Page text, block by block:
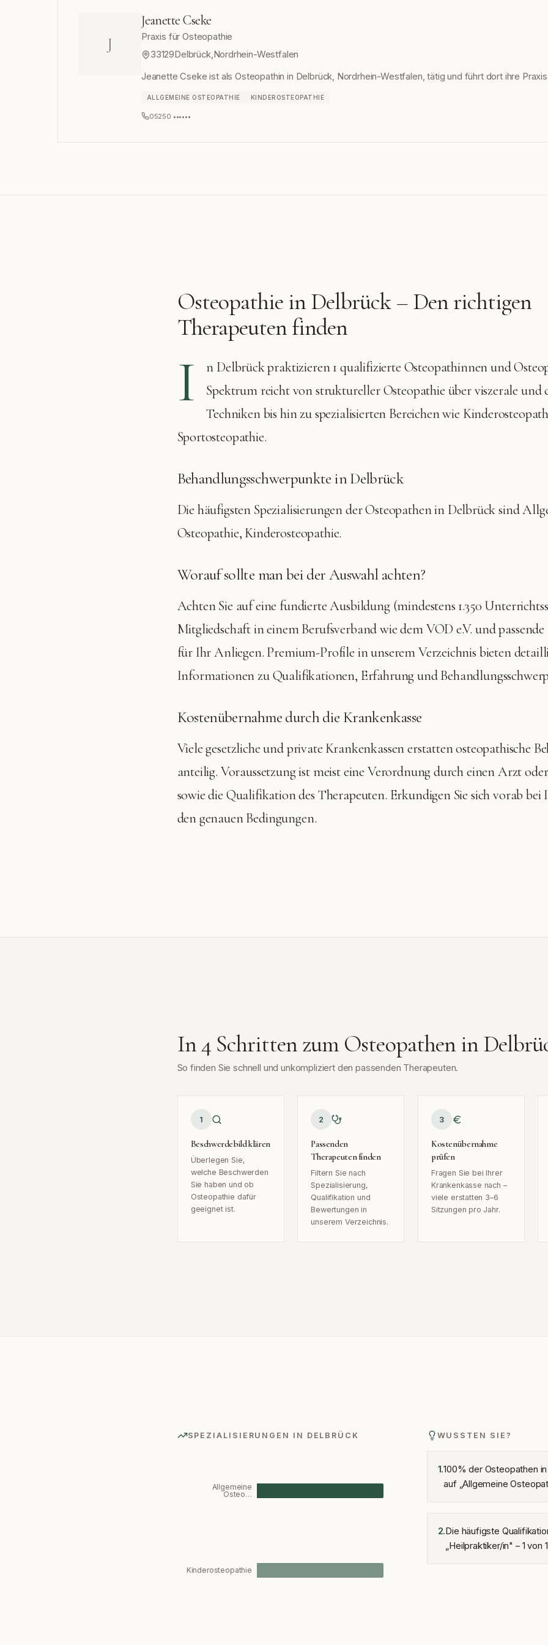
J
Jeanette Cseke
Praxis für Osteopathie
33129Delbrück,Nordrhein-Westfalen
Jeanette Cseke ist als Osteopathin in Delbrück, Nordrhein-Westfalen, tätig und führt dort ihre
ALLGEMEINE OSTEOPATHIE KINDEROSTEOPATHIE
05250 ••••••
Osteopathie inDelbrück– Den richtigen
Therapeuten finden
I n Delbrückpraktizieren1 qualifizierte Osteopathinnen und
Spektrum reicht von struktureller Osteopathie über viszerale und
Techniken bis hin zu spezialisierten Bereichen wie
Sportosteopathie.
Behandlungsschwerpunkte inDelbrück
Die häufigsten Spezialisierungen der Osteopathen in Delbrücksind
Osteopathie, Kinderosteopathie.
Worauf sollte man bei der Auswahl achten?
Achten Sie auf eine fundierte Ausbildung (mindestens 1.350
Mitgliedschaft in einem Berufsverband wie dem VOD e.V. und passende
für Ihr Anliegen. Premium-Profile in unserem Verzeichnis bieten
Informationen zu Qualifikationen, Erfahrung und
Kostenübernahme durch die Krankenkasse
Viele gesetzliche und private Krankenkassen erstatten osteopathische
anteilig. Voraussetzung ist meist eine Verordnung durch einen Arzt
sowie die Qualifikation des Therapeuten. Erkundigen Sie sich vorab bei
den genauen Bedingungen.
In 4 Schritten zum Osteopathen in
So finden Sie schnell und unkompliziert den passenden Therapeuten.
1
Beschwerdebild klären
Überlegen Sie,
welche Beschwerden
Sie haben und ob
Osteopathie dafür
geeignet ist.
2
Passenden
Therapeuten finden
Filtern Sie nach
Spezialisierung,
Qualifikation und
Bewertungen in
unserem Verzeichnis.
3
Kostenübernahme
prüfen
Fragen Sie bei Ihrer
Krankenkasse nach –
viele erstatten 3–6
Sitzungen pro Jahr.
SPEZIALISIERUNGEN IN DELBRÜCK
Allgemeine
Osteo…
Kinderosteopathie
WUSSTEN SIE?
1.100% der Osteopathen
auf „Allgemeine
2.Die häufigste
„Heilpraktiker/in" – 1 von